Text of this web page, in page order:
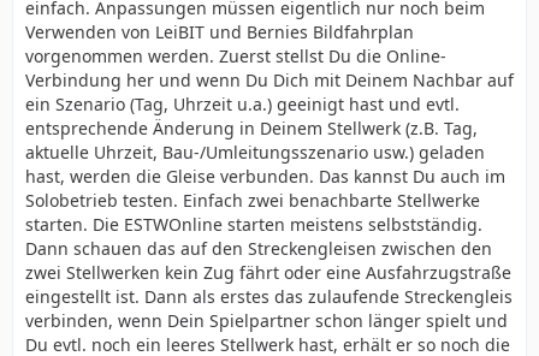
einfach. Anpassungen müssen eigentlich nur noch beim
Verwenden von LeiBIT und Bernies Bildfahrplan
vorgenommen werden. Zuerst stellst Du die Online-
Verbindung her und wenn Du Dich mit Deinem Nachbar auf
ein Szenario (Tag, Uhrzeit u.a.) geeinigt hast und evtl.
entsprechende Änderung in Deinem Stellwerk (z.B. Tag,
aktuelle Uhrzeit, Bau-/Umleitungsszenario usw.) geladen
hast, werden die Gleise verbunden. Das kannst Du auch im
Solobetrieb testen. Einfach zwei benachbarte Stellwerke
starten. Die ESTWOnline starten meistens selbstständig.
Dann schauen das auf den Streckengleisen zwischen den
zwei Stellwerken kein Zug fährt oder eine Ausfahrzugstraße
eingestellt ist. Dann als erstes das zulaufende Streckengleis
verbinden, wenn Dein Spielpartner schon länger spielt und
Du evtl. noch ein leeres Stellwerk hast, erhält er so noch die